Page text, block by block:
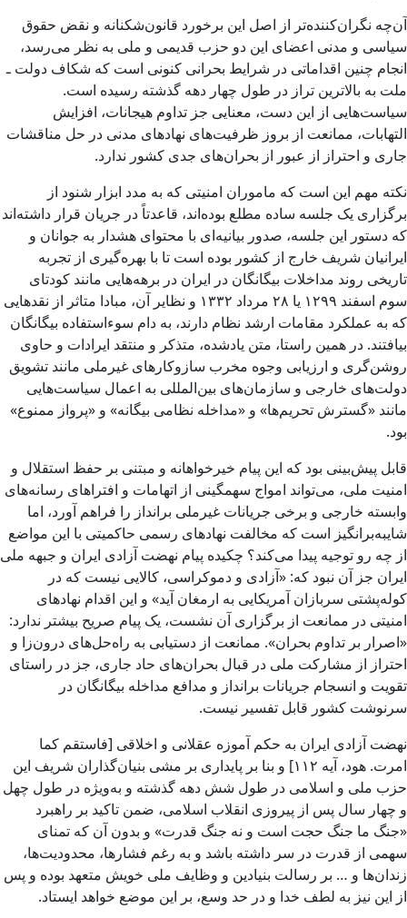
آن‌چه نگران‌کننده‌تر از اصل این برخورد قانون‌شکنانه و نقض حقوق
سیاسی و مدنی اعضای این دو حزب قدیمی و ملی به نظر می‌رسد،
انجام چنین اقداماتی در شرایط بحرانی کنونی است که شکاف دولت ـ
ملت به بالاترین تراز در طول چهار دهه گذشته رسیده است.
سیاست‌هایی از این دست، معنایی جز تداوم هیجانات، افزایش
التهابات، ممانعت از بروز ظرفیت‌های‌ نهادهای مدنی در حل مناقشات
جاری و احتراز از عبور از بحران‌های جدی کشور ندارد.
نکته مهم این است که ماموران امنیتی که به مدد ابزار شنود از
برگزاری یک جلسه ساده مطلع بوده‌اند، قاعدتاً در جریان قرار داشته‌اند
که دستور این جلسه، صدور بیانیه‌ای با محتوای هشدار به جوانان و
ایرانیان شریف خارج از کشور بوده است تا با بهره‌گیری از تجربه
تاریخی روند مداخلات بیگانگان در ایران در برهه‌هایی مانند کودتای
سوم اسفند ۱۲۹۹ یا ۲۸ مرداد ۱۳۳۲ و نظایر آن، مبادا متاثر از نقدهایی
که به عملکرد مقامات ارشد نظام دارند، به دام سوءاستفاده بیگانگان
بیافتند. در همین راستا، متن یادشده، متذکر و منتقد ایرادات و حاوی
روشن‌گری و ارزیابی وجوه مخرب سازوکارهای غیرملی مانند تشویق
دولت‌های خارجی و سازمان‌های بین‌المللی به اعمال سیاست‌هایی
مانند «گسترش تحریم‌ها» و «مداخله نظامی بیگانه» و «پرواز ممنوع»
بود.
قابل پیش‌بینی بود که این پیام خیرخواهانه و مبتنی بر حفظ استقلال و
امنیت ملی، می‌تواند امواج سهمگینی از اتهامات و افتراهای رسانه‌های
وابسته خارجی و برخی جریانات غیرملی برانداز را فراهم آورد، اما
شایبه‌برانگیز است که مخالفت نهادهای رسمی حاکمیتی با این مواضع
از چه رو توجیه پیدا می‌کند؟ چکیده پیام نهضت آزادی ایران و جبهه ملی
ایران جز آن نبود که: «آزادی و دموکراسی، کالایی نیست که در
کوله‌پشتی سربازان آمریکایی به ارمغان آید» و این اقدام نهادهای
امنیتی در ممانعت از برگزاری آن نشست، یک پیام صریح بیشتر ندارد:
«اصرار بر تداوم بحران». ممانعت از دستیابی به راه‌حل‌های درون‌زا و
احتراز از مشارکت ملی در قبال بحران‌های حاد جاری، جز در راستای
تقویت و انسجام جریانات برانداز و مدافع مداخله بیگانگان در
سرنوشت کشور قابل تفسیر نیست.
نهضت آزادی ایران به حکم آموزه عقلانی و اخلاقی [فاستقم کما
امرت. هود، آیه ۱۱۲] و بنا بر پایداری بر مشی بنیان‌گذاران شریف این
حزب ملی و اسلامی در طول شش دهه گذشته و به‌ویژه در طول چهل
و چهار سال پس از پیروزی انقلاب اسلامی، ضمن تاکید بر راهبرد
«جنگ ما جنگ حجت است و نه جنگ قدرت» و بدون آن که تمنای
سهمی از قدرت در سر داشته باشد و به رغم فشارها، محدودیت‌ها،
زندان‌ها و … بر رسالت بنیادین و وظایف ملی خویش متعهد بوده و پس
از این نیز به لطف خدا و در حد وسع، بر این موضع خواهد ایستاد.